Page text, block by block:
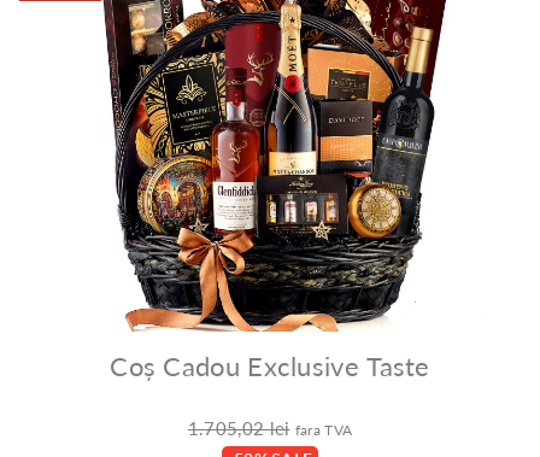
Coș Cadou Exclusive Taste
1.705,02 lei fara TVA